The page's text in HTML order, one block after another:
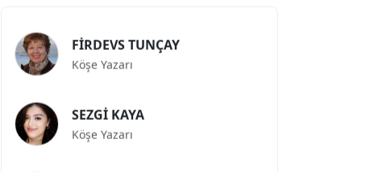
Köşe Yazarı
Köşe Yazarı